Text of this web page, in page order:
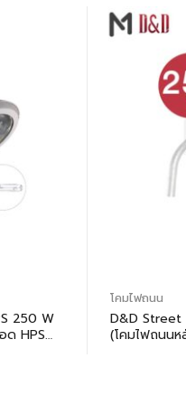
250 W
ด HPS
โคมไฟถนน
D&D Street
(โคมไฟถนน